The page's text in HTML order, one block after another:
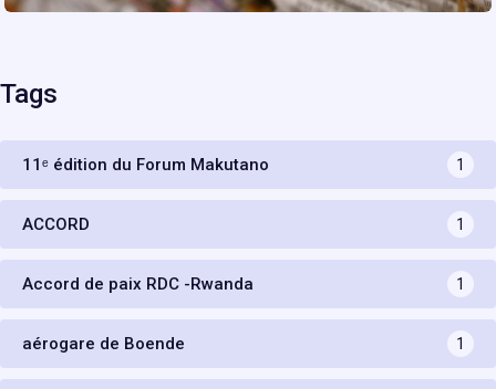
Tags
11ᵉ édition du Forum Makutano 1
ACCORD 1
Accord de paix RDC -Rwanda 1
aérogare de Boende 1